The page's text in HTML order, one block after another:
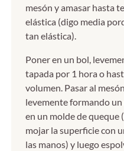
mesón y amasar hasta
elástica (digo media
tan elástica).
Poner en un bol,
tapada por 1 hora o
volumen. Pasar al
levemente formando
en un molde de queque
mojar la superficie con
las manos) y luego